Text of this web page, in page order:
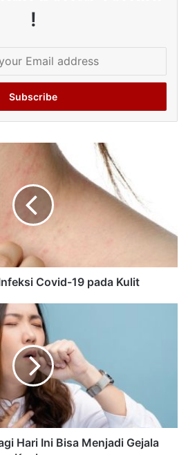
!
Covid-19 pada Kulit
Hari Ini Bisa Menjadi Gejala